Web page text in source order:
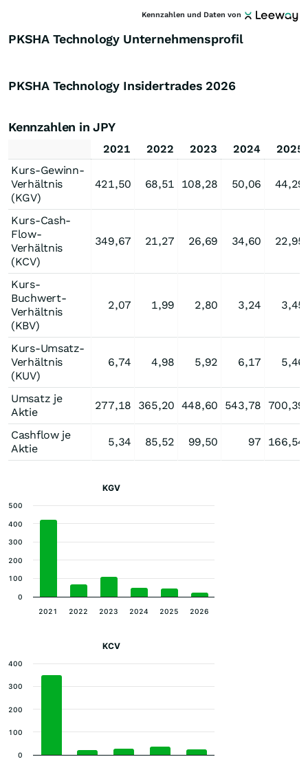
Kennzahlen und Daten von
PKSHA Technology Unternehmensprofil
PKSHA Technology Insidertrades 2026
Kennzahlen in JPY
2021 2022 2023 2024
2025
Kurs-Gewinn-
Verhältnis
(KGV)
421,50 68,51 108,28 50,06 44,29
Kurs-Cash-
Flow-
Verhältnis
(KCV)
349,67 21,27 26,69 34,60 22,95
Kurs-
Buchwert-
Verhältnis
(KBV)
2,07 1,99 2,80 3,24 3,45
Kurs-Umsatz-
Verhältnis
(KUV)
6,74 4,98 5,92 6,17 5,46
Umsatz je
Aktie
277,18 365,20 448,60 543,78 700,39
Cashflow je
Aktie
5,34 85,52 99,50 97 166,54
KGV
2021 2022 2023 2024 2025 2026
0
100
200
300
400
500
KCV
0
100
200
300
400